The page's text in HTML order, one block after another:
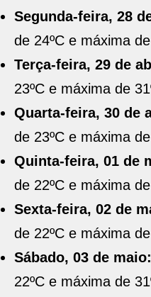
Segunda-feira, 28
de 24ºC e máxima
Terça-feira, 29 de
23ºC e máxima de
Quarta-feira, 30 de
de 23ºC e máxima
Quinta-feira, 01 de
de 22ºC e máxima
Sexta-feira, 02 de
de 22ºC e máxima
Sábado, 03 de maio:
22ºC e máxima de